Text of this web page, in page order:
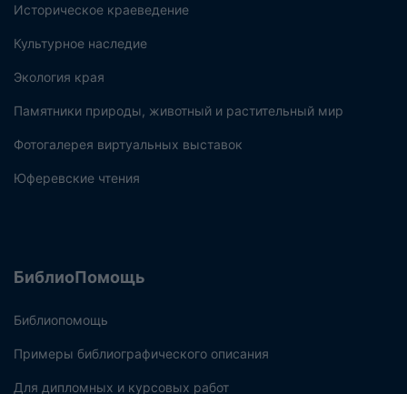
Историческое краеведение
Культурное наследие
Экология края
Памятники природы, животный и растительный мир
Фотогалерея виртуальных выставок
Юферевские чтения
БиблиоПомощь
Библиопомощь
Примеры библиографического описания
Для дипломных и курсовых работ